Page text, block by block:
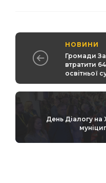
НОВИНИ
Громади
втратити
освітньої
День Діалогу на